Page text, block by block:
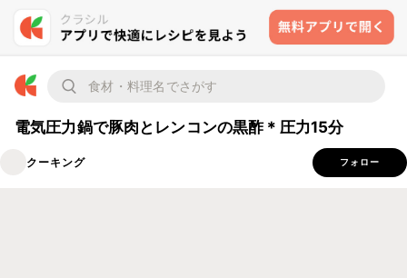
電気圧力鍋で豚肉とレンコンの黒酢＊圧力15分
クーキング フォロー